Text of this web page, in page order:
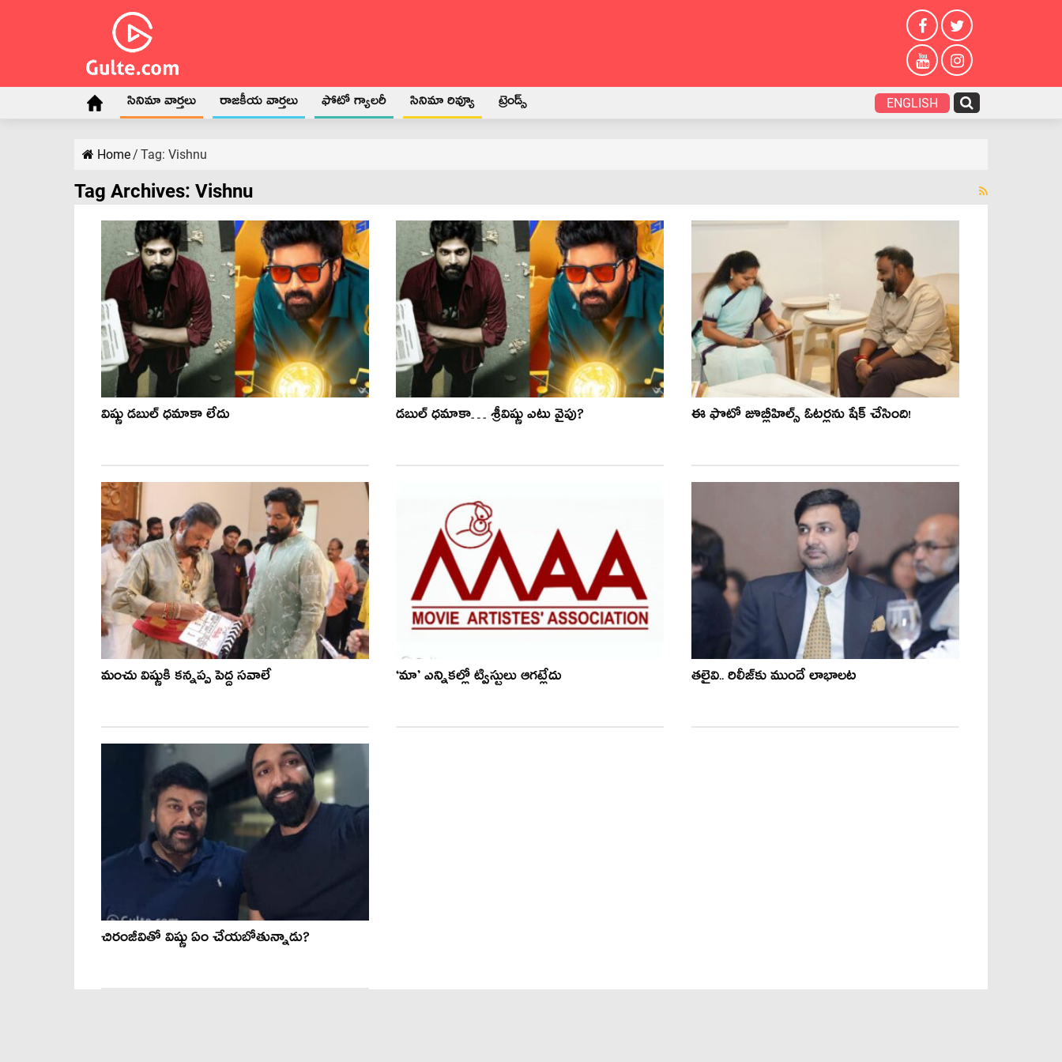
సినిమా వార్తలు రాజకీయ వార్తలు ఫోటో గ్యాలరీ సినిమా రివ్యూ ట్రెండ్స్ ENGLISH
Home/ Tag: Vishnu
Tag Archives: Vishnu
విష్ణు డ‌బుల్ ధ‌మాకా లేదు డబుల్ ధమాకా… శ్రీవిష్ణు ఎటు వైపు? ఈ ఫొటో జూబ్లీహిల్స్ ఓటర్లను షేక్ చేసింది!
మంచు విష్ణుకి కన్నప్ప పెద్ద సవాలే ‘మా’ ఎన్నికల్లో ట్విస్టులు ఆగట్లేదు త‌లైవి.. రిలీజ్‌కు ముందే లాభాల‌ట‌
చిరంజీవితో విష్ణు ఏం చేయ‌బోతున్నాడు?